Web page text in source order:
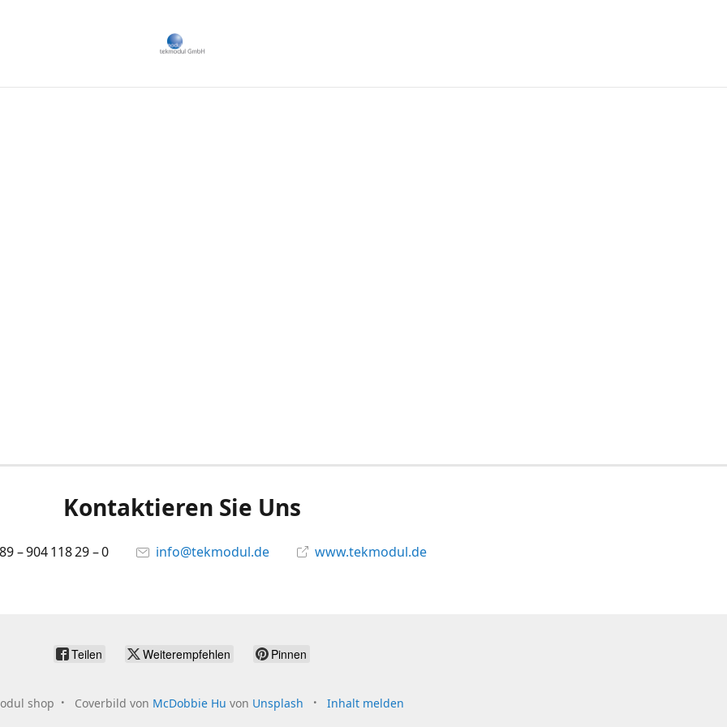
Kontaktieren Sie Uns
– 904 118 29 – 0 info@tekmodul.de www.tekmodul.de
Teilen Weiterempfehlen Pinnen
shop Coverbild von McDobbie Hu von Unsplash Inhalt melden